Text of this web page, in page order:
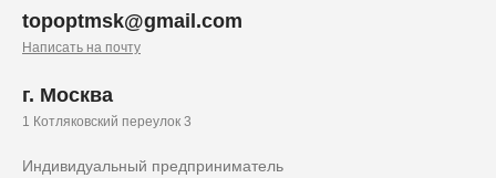
Индивидуальный предприниматель
topoptmsk@gmail.com
Написать на почту
г. Москва
1 Котляковский переулок 3